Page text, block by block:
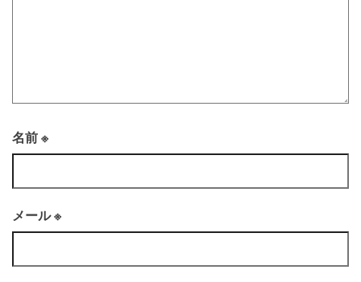
名前 ※
メール※